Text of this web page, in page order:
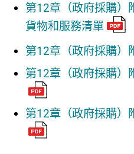
第12章（政府採購）
貨物和服務清單
第12章（政府採購）
第12章（政府採購）
第12章（政府採購）